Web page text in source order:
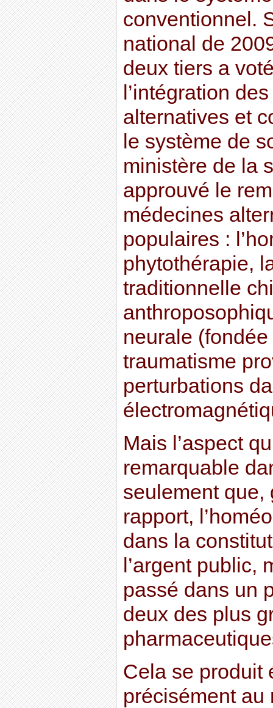
conventionnel.
national de
deux tiers a
l’intégration
alternatives et
le système de
ministère de la
approuvé le
médecines
populaires :
phytothérapie,
traditionnelle
neurale (fondée
traumatisme
perturbations
Mais l’aspect
remarquable
seulement que,
rapport,
dans la
l’argent public,
passé dans un
deux des plus
Cela se produit
précisément au